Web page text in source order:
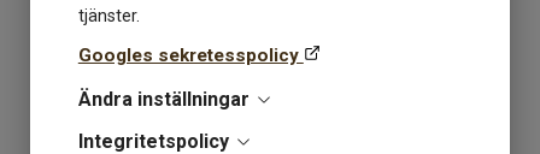
tjänster.
Googles sekretesspolicy
Ändra inställningar
Integritetspolicy
Paia 708 pink shimmer